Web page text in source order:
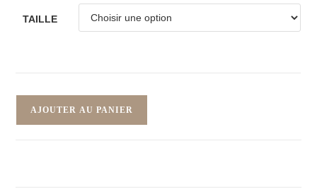
TAILLE
AJOUTER AU PANIER